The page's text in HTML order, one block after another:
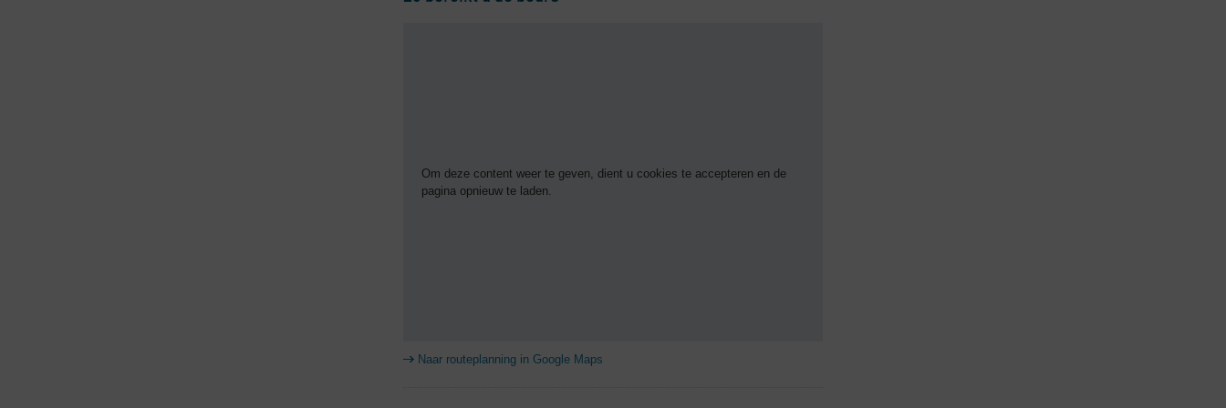
Om deze content weer te geven, dient u cookies te accepteren en de
pagina opnieuw te laden.
Naar routeplanning in Google Maps